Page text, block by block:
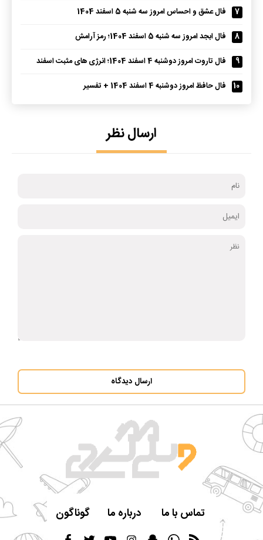
7
فال عشق و احساس امروز سه شنبه 5 اسفند 1404
8
فال ابجد امروز سه شنبه 5 اسفند 1404؛ رمز آرامش
9
فال تاروت امروز دوشنبه 4 اسفند 1404؛ انرژی های مثبت اسفند
10
فال حافظ امروز دوشنبه 4 اسفند 1404 + تفسیر
ارسال نظر
ارسال دیدگاه
تماس با ما درباره ما گوناگون